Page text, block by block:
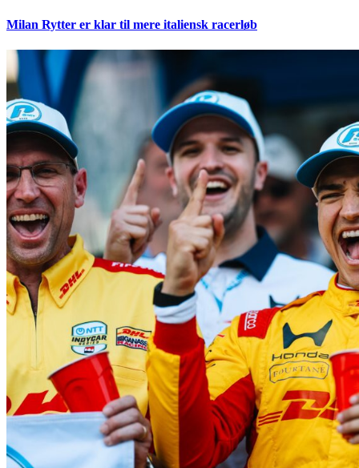
Milan Rytter er klar til mere italiensk racerløb